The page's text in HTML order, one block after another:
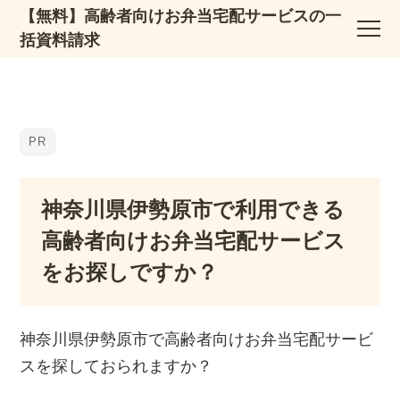
【無料】高齢者向けお弁当宅配サービスの一
括資料請求
神奈川県伊勢原市で利用できる
高齢者向けお弁当宅配サービス
をお探しですか？
神奈川県伊勢原市で高齢者向けお弁当宅配サービ
スを探しておられますか？